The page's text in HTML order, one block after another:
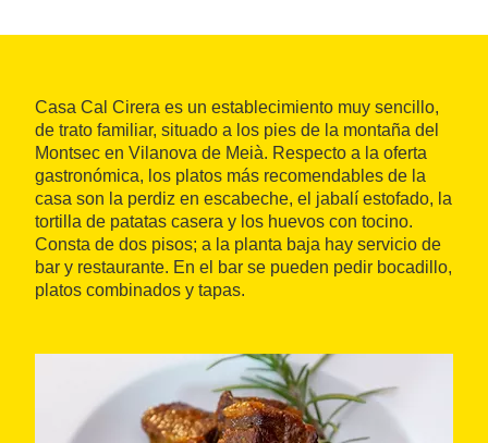
Casa Cal Cirera es un establecimiento muy sencillo,
de trato familiar, situado a los pies de la montaña del
Montsec en Vilanova de Meià. Respecto a la oferta
gastronómica, los platos más recomendables de la
casa son la perdiz en escabeche, el jabalí estofado, la
tortilla de patatas casera y los huevos con tocino.
Consta de dos pisos; a la planta baja hay servicio de
bar y restaurante. En el bar se pueden pedir bocadillo,
platos combinados y tapas.